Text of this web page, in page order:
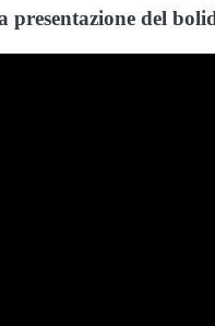
presentazione del